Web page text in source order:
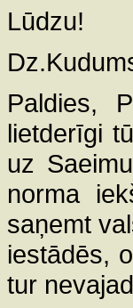
Lūdzu!
Paldies,
lietderīgi
uz
norma
saņemt
iestādēs,
tur